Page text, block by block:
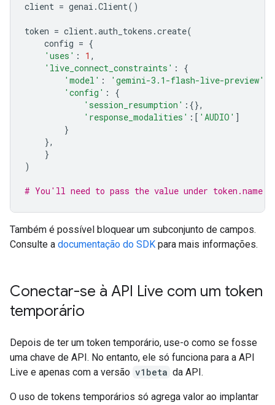
client = genai .Client()
token = client.auth_tokens .create(
config = {
'uses' : 1 ,
'live_connect_constraints' :
{
'model' : 'gemini-3.1-flash-live-preview'
'config' :
{
'session_resumption' :{},
'response_modalities' :[ 'AUDIO' ]
}
},
}
)
# You'll need to pass the value under
Também é possível bloquear um subconjunto de campos.
Consulte a documentação do SDK para mais informações.
Conectar-se à API Live com um token
temporário
Depois de ter um token temporário, use-o como se fosse
uma chave de API. No entanto, ele só funciona para a API
Live e apenas com a versão v1beta da API.
O uso de tokens temporários só agrega valor ao implantar